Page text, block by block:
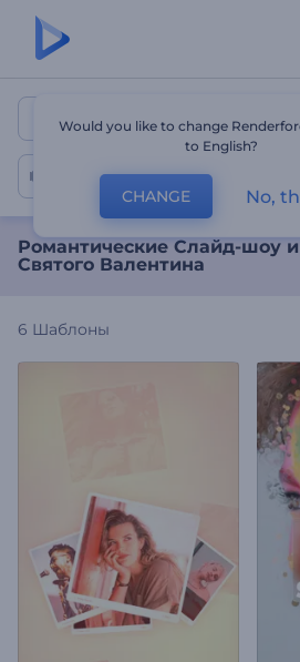
Любовное Слайд-Шоу
Романтические Слайд-шоу
Святого Валентина
6 Шаблоны
Would you like to change
to English?
CHANGE No,